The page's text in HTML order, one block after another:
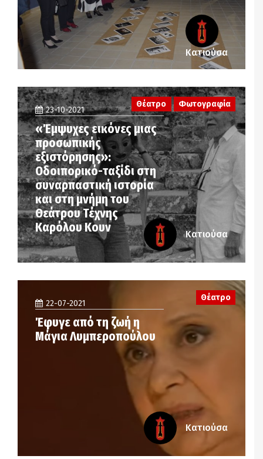
Κατιούσα
23-10-2021
«Έμψυχες εικόνες μιας
προσωπικής
εξιστόρησης»:
Οδοιπορικό-ταξίδι στη
συναρπαστική ιστορία
και στη μνήμη του
Θεάτρου Τέχνης
Καρόλου Κουν
Θέατρο Φωτογραφία
Κατιούσα
22-07-2021
Έφυγε από τη ζωή η
Μάγια Λυμπεροπούλου
Θέατρο
Κατιούσα